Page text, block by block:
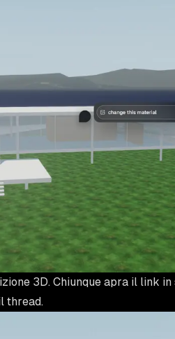
3D. Chiunque apra il link
thread.